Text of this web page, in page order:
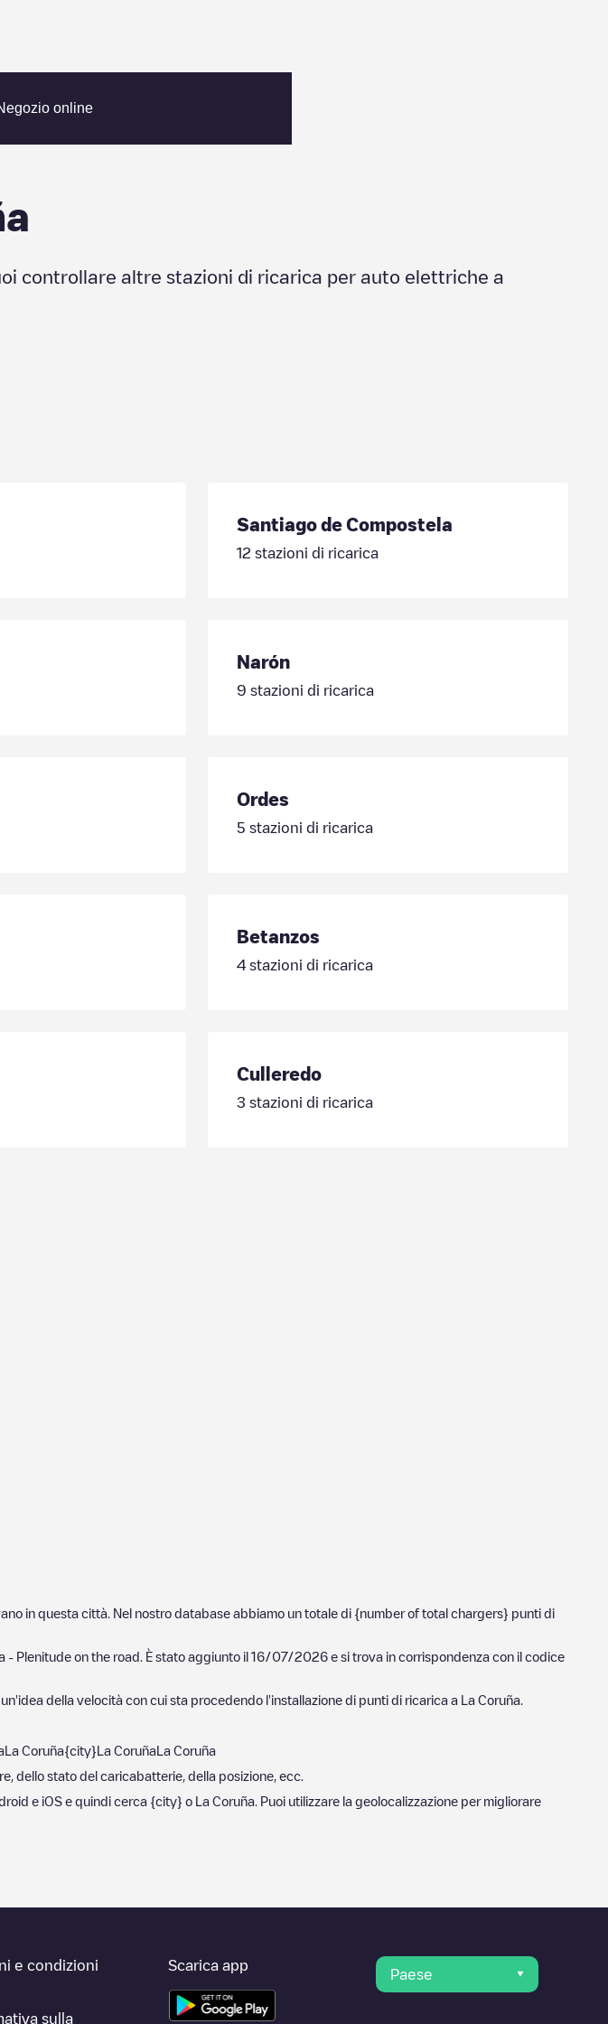
online
controllare altre stazioni di ricarica per auto elettriche a
Santiago de Compostela
12 stazioni di ricarica
Narón
9 stazioni di ricarica
Ordes
5 stazioni di ricarica
Betanzos
4 stazioni di ricarica
Culleredo
3 stazioni di ricarica
in questa città. Nel nostro database abbiamo un totale di {number of total chargers} punti di
- Plenitude on the road . È stato aggiunto il 16/07/2026 e si trova in corrispondenza con il codice
della velocità con cui sta procedendo l'installazione di punti di ricarica a La Coruña
La Coruña{city}La CoruñaLa Coruña
dello stato del caricabatterie, della posizione, ecc.
e iOS e quindi cerca {city} o La Coruña . Puoi utilizzare la geolocalizzazione per migliorare
e condizioni
sulla
Scarica app
Paese